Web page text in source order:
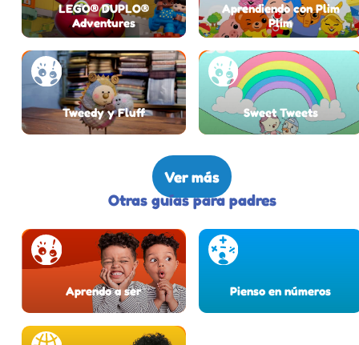
LEGO® DUPLO®
Adventures
Aprendiendo con Plim
Plim
Tweedy y Fluff Sweet Tweets
Ver más
Otras guías para padres
Aprendo a ser Pienso en números